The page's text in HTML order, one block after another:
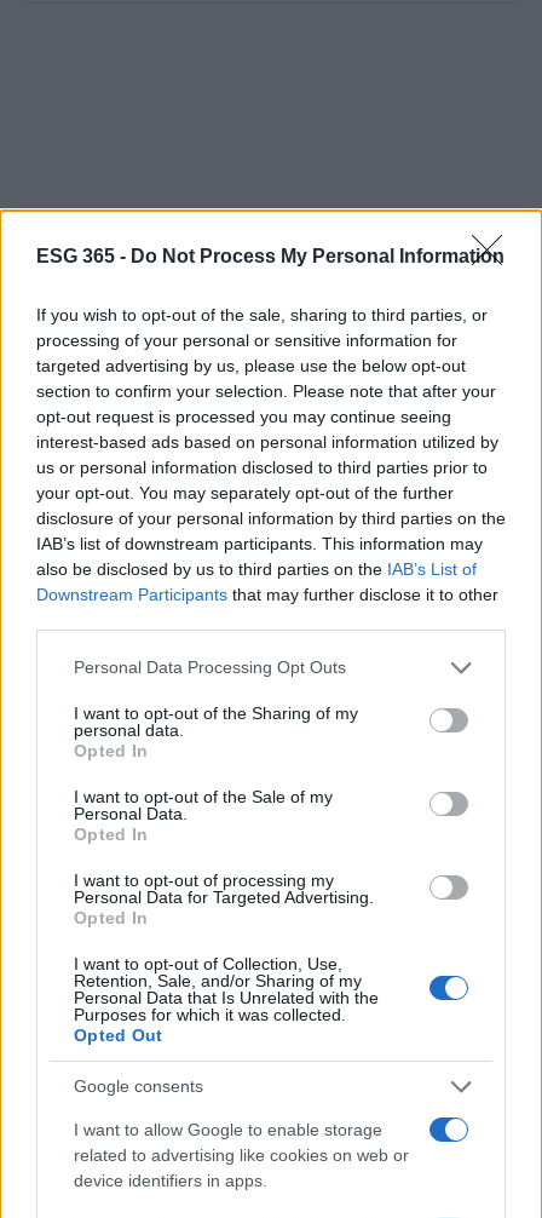
ESG 365 - Do Not Process My Personal Information
If you wish to opt-out of the sale, sharing to third parties, or
processing of your personal or sensitive information for
targeted advertising by us, please use the below opt-out
section to confirm your selection. Please note that after your
opt-out request is processed you may continue seeing
interest-based ads based on personal information utilized by
us or personal information disclosed to third parties prior to
your opt-out. You may separately opt-out of the further
disclosure of your personal information by third parties on the
IAB’s list of downstream participants. This information may
also be disclosed by us to third parties on the IAB’s List of
Downstream Participants that may further disclose it to other
Please note that this website/app uses one or more Google
not limited to your visit or usage behaviour. You may click to
grant or deny consent to Google and its third-party tags to
use your data for below specified purposes in below Google
consent section.
Personal Data Processing Opt Outs
I want to opt-out of the Sharing of my
personal data.
Opted In
I want to opt-out of the Sale of my
Personal Data.
Opted In
I want to opt-out of processing my
Personal Data for Targeted Advertising.
Opted In
I want to opt-out of Collection, Use,
Retention, Sale, and/or Sharing of my
Personal Data that Is Unrelated with the
Purposes for which it was collected.
Opted Out
Google consents
I want to allow Google to enable storage
related to advertising like cookies on web or
device identifiers in apps.
Continua a leggere
Sanità sarda e transizione verde: tra case della
comunità, industria farmaceutica e tensioni politiche
Ilaria Galli · 15 Giu 2026